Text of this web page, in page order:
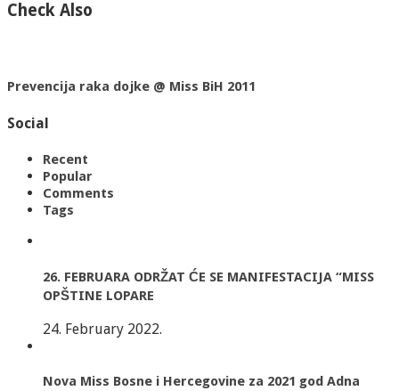
Check Also
Prevencija raka dojke @ Miss BiH 2011
Social
Recent
Popular
Comments
Tags
26. FEBRUARA ODRŽAT ĆE SE MANIFESTACIJA “MISS
OPŠTINE LOPARE
24. February 2022.
Nova Miss Bosne i Hercegovine za 2021 god Adna